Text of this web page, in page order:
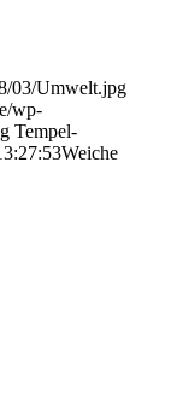
03/Umwelt.jpg
wp-
Tempel-
Weiche